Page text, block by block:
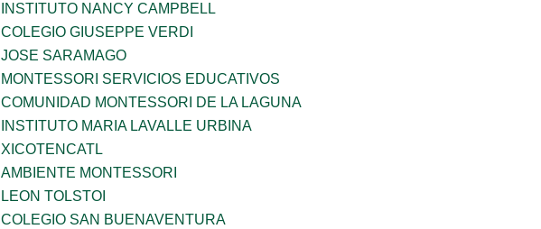
INSTITUTO NANCY CAMPBELL
COLEGIO GIUSEPPE VERDI
JOSE SARAMAGO
MONTESSORI SERVICIOS EDUCATIVOS
COMUNIDAD MONTESSORI DE LA LAGUNA
INSTITUTO MARIA LAVALLE URBINA
XICOTENCATL
AMBIENTE MONTESSORI
LEON TOLSTOI
COLEGIO SAN BUENAVENTURA